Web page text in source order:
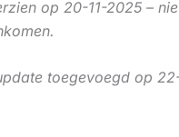
op 20-11-2025 –
toegevoegd op